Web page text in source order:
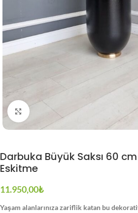
Büyütmek için tıklayın
Darbuka Büyük Saksı 60
Eskitme
11.950,00₺
Yaşam alanlarınıza zariflik katan bu